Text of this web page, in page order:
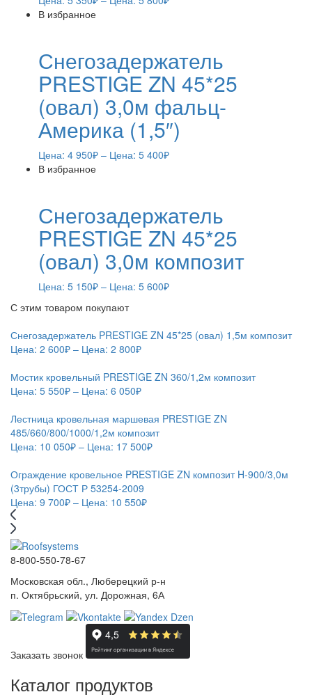
В избранное
Снегозадержатель
PRESTIGE ZN 45*25
(овал) 3,0м фальц-
Америка (1,5″)
Цена: 4 950₽ – Цена: 5 400₽
В избранное
Снегозадержатель
PRESTIGE ZN 45*25
(овал) 3,0м композит
Цена: 5 150₽ – Цена: 5 600₽
С этим товаром покупают
Снегозадержатель PRESTIGE ZN 45*25 (овал) 1,5м композит
Цена: 2 600₽ – Цена: 2 800₽
Мостик кровельный PRESTIGE ZN 360/1,2м композит
Цена: 5 550₽ – Цена: 6 050₽
Лестница кровельная маршевая PRESTIGE ZN
485/660/800/1000/1,2м композит
Цена: 10 050₽ – Цена: 17 500₽
Ограждение кровельное PRESTIGE ZN композит H-900/3,0м
(3трубы) ГОСТ Р 53254-2009
Цена: 9 700₽ – Цена: 10 550₽
8-800-550-78-67
Московская обл., Люберецкий р-н
п. Октябрьский, ул. Дорожная, 6А
Заказать звонок
Каталог продуктов